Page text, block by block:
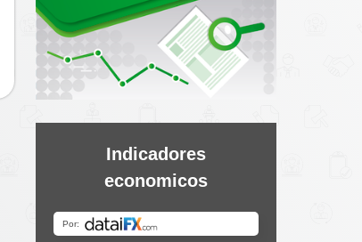
Indicadores
economicos